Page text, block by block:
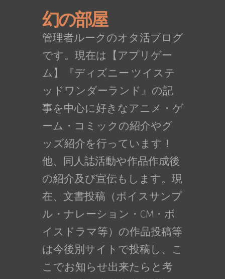
幻の部屋
管理者ルークのオタ活ブログ
です。現在は【アプリゲー
ム】『ディズニー ツイステ
ッドワンダーランド』の記
事を中心に好きなアニメ・ゲ
ーム・コミックの紹介やグ
ッズ紹介を行っています！
他、同人誌活動や作品作成後
の紹介及び宣伝もします。現
在、文書投稿（ボイスサンプ
ル・ナレーション・CM・ボ
イスドラマ等）の作品投稿等
は今後別サイトで投稿し、こ
こでお知らせ出来たらと考